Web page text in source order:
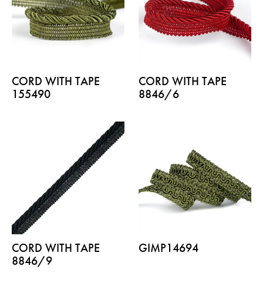
CORD WITH TAPE
155490
CORD WITH TAPE
8846/6
CORD WITH TAPE
8846/9
GIMP14694